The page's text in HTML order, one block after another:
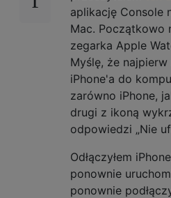
aplikację Console
Mac. Początkowo
zegarka Apple
Myślę, że najpierw
iPhone'a do
zarówno iPhone,
drugi z ikoną
odpowiedzi „Nie
Odłączyłem
ponownie
ponownie